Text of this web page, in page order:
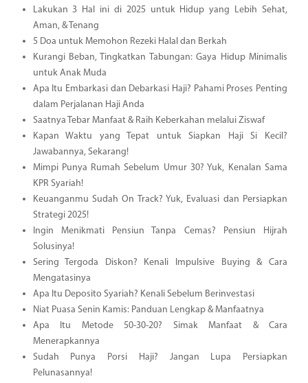
Lakukan 3 Hal ini di 2025 untuk Hidup yang Lebih Sehat,
Aman, & Tenang
5 Doa untuk Memohon Rezeki Halal dan Berkah
Kurangi Beban, Tingkatkan Tabungan: Gaya Hidup Minimalis
untuk Anak Muda
Apa Itu Embarkasi dan Debarkasi Haji? Pahami Proses Penting
dalam Perjalanan Haji Anda
Saatnya Tebar Manfaat & Raih Keberkahan melalui Ziswaf
Kapan Waktu yang Tepat untuk Siapkan Haji Si Kecil?
Jawabannya, Sekarang!
Mimpi Punya Rumah Sebelum Umur 30? Yuk, Kenalan Sama
KPR Syariah!
Keuanganmu Sudah On Track? Yuk, Evaluasi dan Persiapkan
Strategi 2025!
Ingin Menikmati Pensiun Tanpa Cemas? Pensiun Hijrah
Solusinya!
Sering Tergoda Diskon? Kenali Impulsive Buying & Cara
Mengatasinya
Apa Itu Deposito Syariah? Kenali Sebelum Berinvestasi
Niat Puasa Senin Kamis: Panduan Lengkap & Manfaatnya
Apa Itu Metode 50-30-20? Simak Manfaat & Cara
Menerapkannya
Sudah Punya Porsi Haji? Jangan Lupa Persiapkan
Pelunasannya!